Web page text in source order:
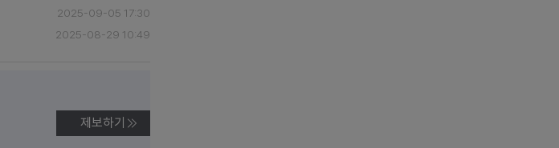
2025-09-05 17:30
2025-08-29 10:49
제보하기